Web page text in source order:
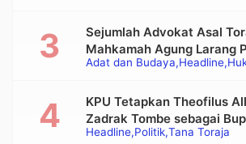
Adat dan Budaya Headline
Sejumlah Advokat Asal
Mahkamah Agung Larang
Alat Berat pada Eksekusi
Headline Politik Tana Toraja
KPU Tetapkan Theofilus
Zadrak Tombe sebagai
Bupati Tana Toraja Terpilih